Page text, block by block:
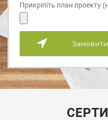
Прикріпіть план проекту